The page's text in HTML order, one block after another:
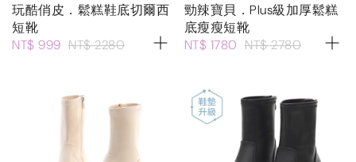
玩酷俏皮．鬆糕鞋底切爾西
短靴
NT$ 999 NT$ 2280
勁辣寶貝．Plus級加厚鬆糕
底瘦瘦短靴
NT$ 1780 NT$ 2780